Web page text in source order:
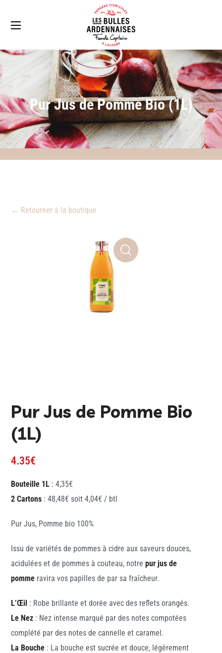
Pur Jus de Pomme Bio (1L)
← Retourner à la boutique
Pur Jus de Pomme Bio
(1L)
4.35€
Bouteille 1L : 4,35€
2 Cartons : 48,48€ soit 4,04€ / btl
Pur Jus, Pomme bio 100%
Issu de variétés de pommes à cidre aux saveurs douces,
acidulées et de pommes à couteau, notre pur jus de
pomme ravira vos papilles de par sa fraîcheur.
L’Œil : Robe brillante et dorée avec des reflets orangés.
Le Nez : Nez intense marqué par des notes compotées
complété par des notes de cannelle et caramel.
La Bouche : La bouche est sucrée et douce, légèrement